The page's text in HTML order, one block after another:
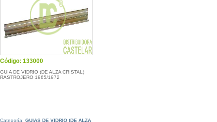
Código: 133000
GUIA DE VIDRIO (DE ALZA CRISTAL)
RASTROJERO 1965/1972
Categoría: GUIAS DE VIDRIO (DE ALZA